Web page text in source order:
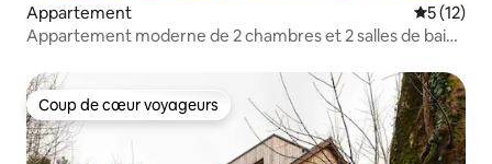
Appartement
5 (12)
Appartement moderne de 2 chambres et 2 salles de bain
Coup de cœur voyageurs
Coup de cœur voyageurs